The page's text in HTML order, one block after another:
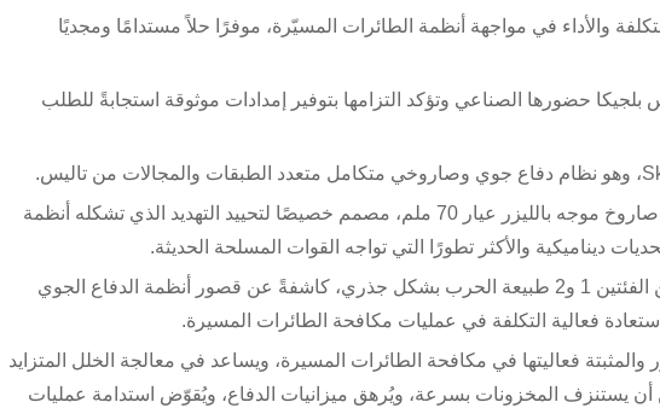
والأداء في مواجهة أنظمة الطائرات المسيّرة، موفرًا حلاً مستدامًا ومجديًا
بحلول نهاية عام 2026، تعزز تاليس بلجيكا حضورها الصناعي وتؤكد التزامها بتوفير إمدادات موثوقة استجابةً للطلب
كشفت شركة تاليس عن صاروخ LGR275 Proxy، وهو صاروخ موجه بالليزر عيار 70 ملم، مصمم خصيصًا لتحييد التهديد الذي تشكله أنظمة
ديناميكية والأكثر تطورًا التي تواجه القوات المسلحة الحديثة.
في مناطق النزاع النشطة، غيّرت الطائرات المسيرة من الفئتين 1 و2 طبيعة الحرب بشكل جذري، كاشفةً عن قصور أنظمة الدفاع الجوي
والمثبتة فعاليتها في مكافحة الطائرات المسيرة، ويساعد في معالجة الخلل المتزايد
أن يستنزف المخزونات بسرعة، ويُرهق ميزانيات الدفاع، ويُقوّض استدامة عمليات